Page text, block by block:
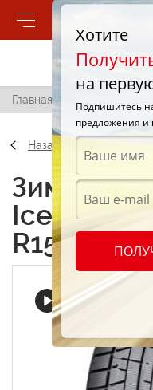
Позвонить
Главная / Yokohama
Назад
Зимние
IceGuard
R15 75Q
Хотите
на
Подпишитесь
предложения и